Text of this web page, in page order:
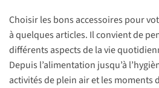
Choisir les bons accessoires pour
à quelques articles. Il convient de
différents aspects de la vie
Depuis l’alimentation jusqu’à
activités de plein air et les moments